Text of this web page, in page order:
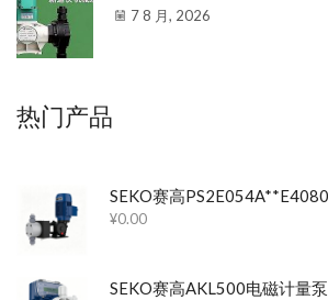
7 8 月, 2026
热门产品
¥0.00
SEKO赛高AKL500电磁计量泵